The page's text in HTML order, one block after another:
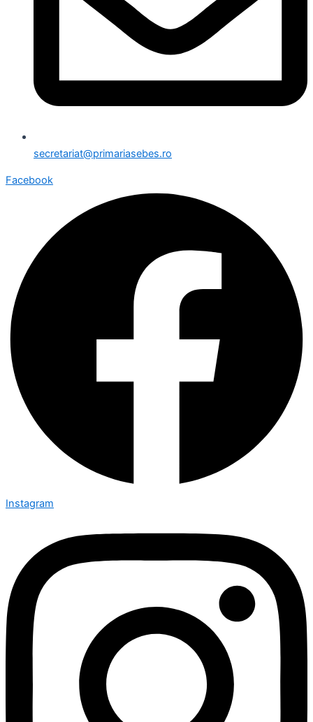
secretariat@primariasebes.ro
Facebook
Instagram